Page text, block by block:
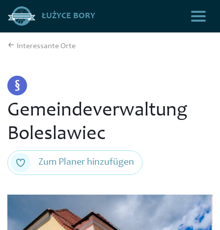
ŁUŻYCE BORY
Interessante Orte
Gemeindeverwaltung
Boleslawiec
Zum Planer hinzufügen